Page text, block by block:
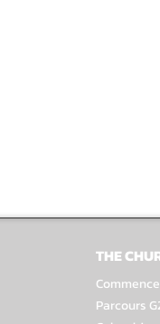
THE
Parcours